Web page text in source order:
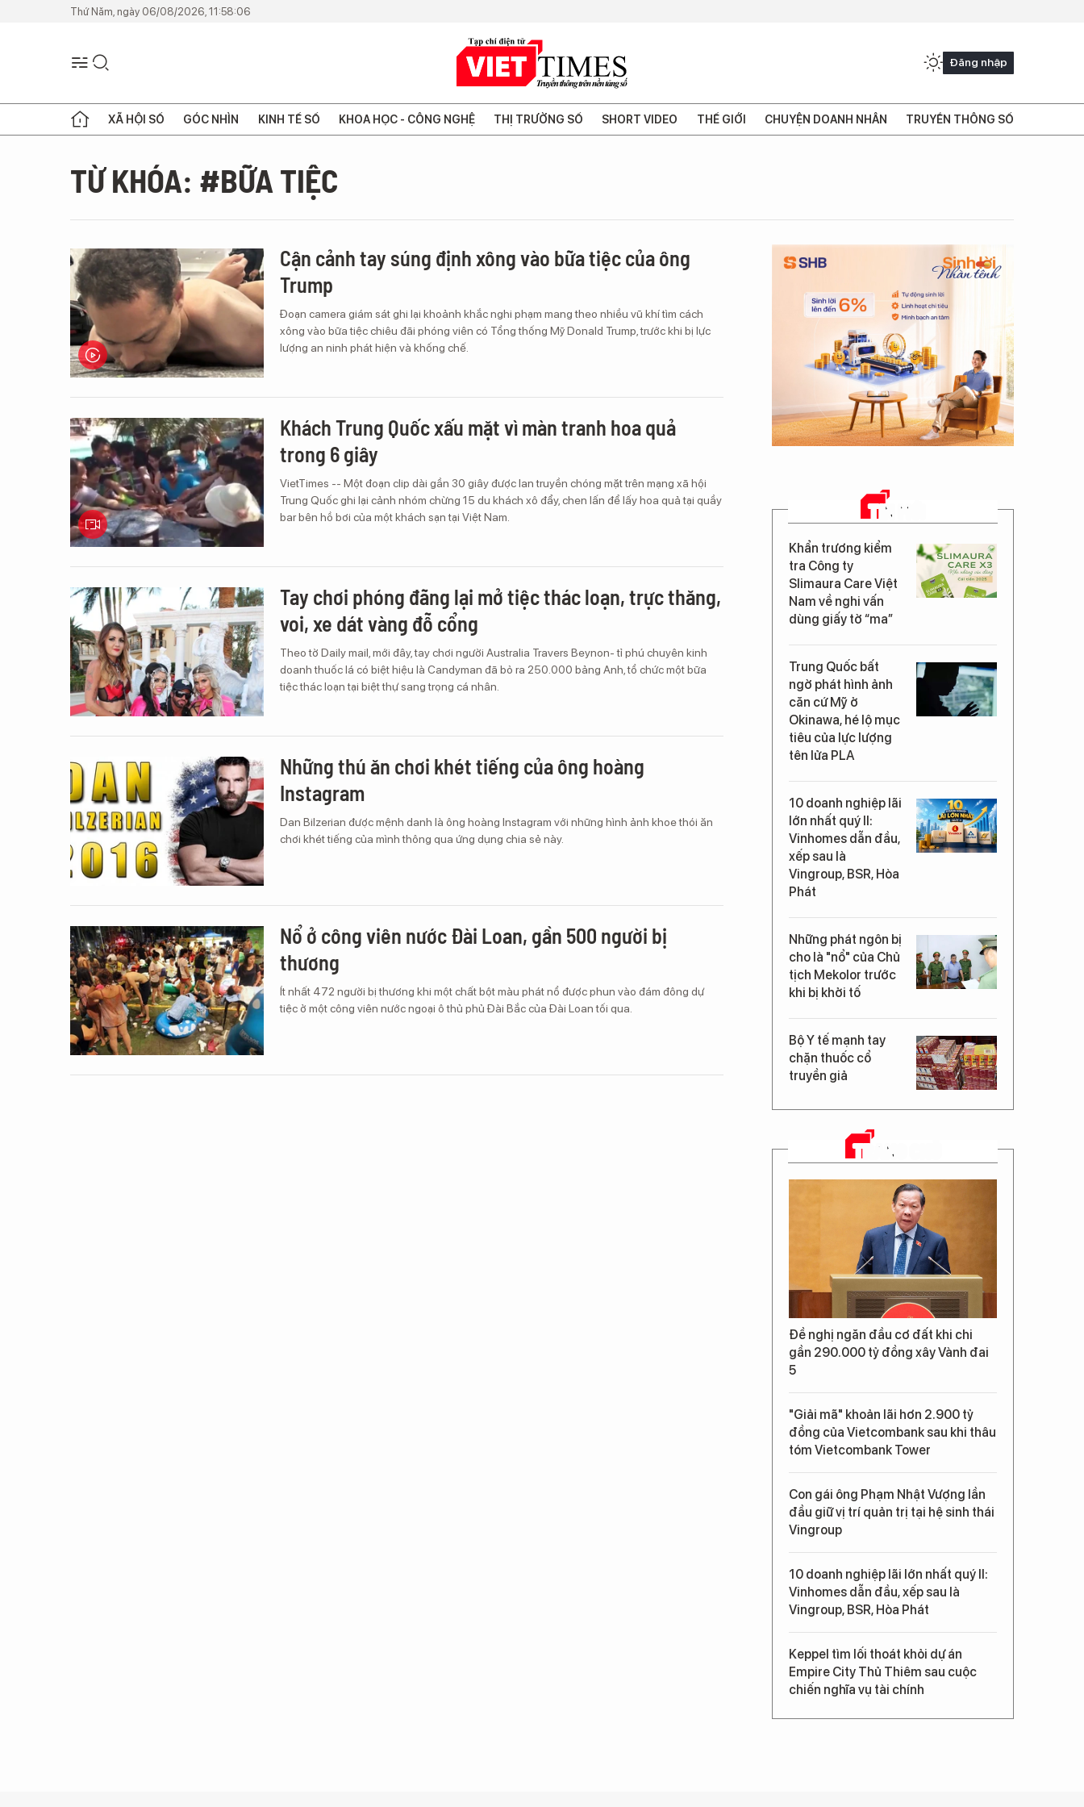
Thứ Năm, ngày 06/08/2026, 11:58:06
Đăng nhập
XÃ HỘI SỐ GÓC NHÌN KINH TẾ SỐ KHOA HỌC - CÔNG NGHỆ THỊ TRƯỜNG SỐ SHORT VIDEO THẾ GIỚI CHUYỆN DOANH NHÂN TRUYỀN THÔNG SỐ
TỪ KHÓA: #BỮA TIỆC
Cận cảnh tay súng định xông vào bữa tiệc của ông
Trump
Đoạn camera giám sát ghi lại khoảnh khắc nghi phạm mang theo nhiều vũ khí tìm cách
xông vào bữa tiệc chiêu đãi phóng viên có Tổng thống Mỹ Donald Trump, trước khi bị lực
lượng an ninh phát hiện và khống chế.
Khách Trung Quốc xấu mặt vì màn tranh hoa quả
trong 6 giây
VietTimes -- Một đoạn clip dài gần 30 giây được lan truyền chóng mặt trên mạng xã hội
Trung Quốc ghi lại cảnh nhóm chừng 15 du khách xô đẩy, chen lấn để lấy hoa quả tại quầy
bar bên hồ bơi của một khách sạn tại Việt Nam.
Tay chơi phóng đãng lại mở tiệc thác loạn, trực thăng,
voi, xe dát vàng đỗ cổng
Theo tờ Daily mail, mới đây, tay chơi người Australia Travers Beynon- tỉ phú chuyên kinh
doanh thuốc lá có biệt hiệu là Candyman đã bỏ ra 250.000 bảng Anh, tổ chức một bữa
tiệc thác loạn tại biệt thự sang trọng cá nhân.
Những thú ăn chơi khét tiếng của ông hoàng
Instagram
Dan Bilzerian được mệnh danh là ông hoàng Instagram với những hình ảnh khoe thói ăn
chơi khét tiếng của mình thông qua ứng dụng chia sẻ này.
Nổ ở công viên nước Đài Loan, gần 500 người bị
thương
Ít nhất 472 người bị thương khi một chất bột màu phát nổ được phun vào đám đông dự
tiệc ở một công viên nước ngoại ô thủ phủ Đài Bắc của Đài Loan tối qua.
TIN MỚI
Khẩn trương kiểm
tra Công ty
Slimaura Care Việt
Nam về nghi vấn
dùng giấy tờ “ma”
Trung Quốc bất
ngờ phát hình ảnh
căn cứ Mỹ ở
Okinawa, hé lộ mục
tiêu của lực lượng
tên lửa PLA
10 doanh nghiệp lãi
lớn nhất quý II:
Vinhomes dẫn đầu,
xếp sau là
Vingroup, BSR, Hòa
Phát
Những phát ngôn bị
cho là "nổ" của Chủ
tịch Mekolor trước
khi bị khởi tố
Bộ Y tế mạnh tay
chặn thuốc cổ
truyền giả
TRANG CHỦ
Đề nghị ngăn đầu cơ đất khi chi
gần 290.000 tỷ đồng xây Vành đai
5
"Giải mã" khoản lãi hơn 2.900 tỷ
đồng của Vietcombank sau khi thâu
tóm Vietcombank Tower
Con gái ông Phạm Nhật Vượng lần
đầu giữ vị trí quản trị tại hệ sinh thái
Vingroup
10 doanh nghiệp lãi lớn nhất quý II:
Vinhomes dẫn đầu, xếp sau là
Vingroup, BSR, Hòa Phát
Keppel tìm lối thoát khỏi dự án
Empire City Thủ Thiêm sau cuộc
chiến nghĩa vụ tài chính